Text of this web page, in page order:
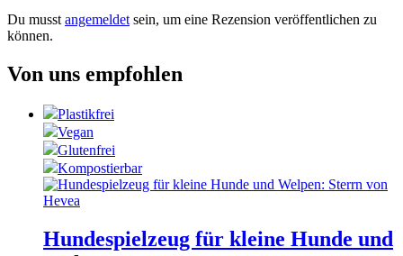
Du musst angemeldet sein, um eine Rezension veröffentlichen zu
können.
Von uns empfohlen
Plastikfrei
Vegan
Glutenfrei
Kompostierbar
Hundespielzeug für kleine Hunde und